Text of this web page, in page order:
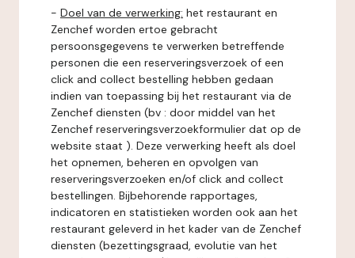
- Doel van de verwerking: het restaurant en
Zenchef worden ertoe gebracht
persoonsgegevens te verwerken betreffende
personen die een reserveringsverzoek of een
click and collect bestelling hebben gedaan
indien van toepassing bij het restaurant via de
Zenchef diensten (bv : door middel van het
Zenchef reserveringsverzoekformulier dat op de
website staat ). Deze verwerking heeft als doel
het opnemen, beheren en opvolgen van
reserveringsverzoeken en/of click and collect
bestellingen. Bijbehorende rapportages,
indicatoren en statistieken worden ook aan het
restaurant geleverd in het kader van de Zenchef
diensten (bezettingsgraad, evolutie van het